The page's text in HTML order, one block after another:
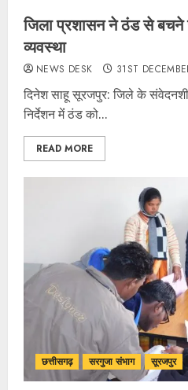
जिला प्रशासन ने ठंड से
व्यवस्था
NEWS DESK 31ST
दिनेश साहू सूरजपुर: जिले के
निर्देशन मेंं ठंड को...
READ MORE
छत्तीसगढ़ सरगुजा संभाग सूरजपुर